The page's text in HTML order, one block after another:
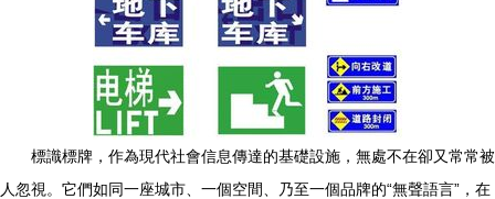
標識標牌，作為現代社會信息傳達的基礎設施，無處不在卻又常常被
人忽視。它們如同一座城市、一個空間、乃至一個品牌的“無聲語言”，在